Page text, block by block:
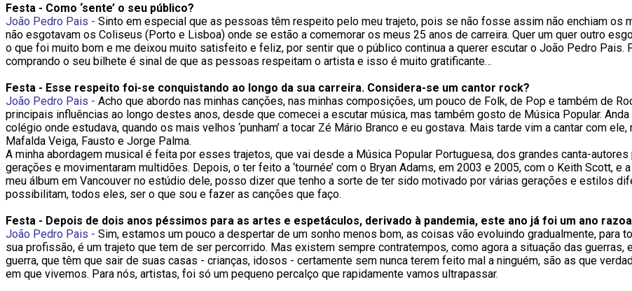
Festa - Como ‘sente’ o seu público?
João Pedro Pais - Sinto em especial que as pessoas têm respeito pelo meu trajeto, pois se não fosse assim não enchiam os
não esgotavam os Coliseus (Porto e Lisboa) onde se estão a comemorar os meus 25 anos de carreira. Quer um quer outro
o que foi muito bom e me deixou muito satisfeito e feliz, por sentir que o público continua a querer escutar o João Pedro Pais.
comprando o seu bilhete é sinal de que as pessoas respeitam o artista e isso é muito gratificante…
Festa - Esse respeito foi-se conquistando ao longo da sua carreira. Considera-se um cantor rock?
João Pedro Pais - Acho que abordo nas minhas canções, nas minhas composições, um pouco de Folk, de Pop e também de
principais influências ao longo destes anos, desde que comecei a escutar música, mas também gosto de Música Popular. Anda
colégio onde estudava, quando os mais velhos ‘punham’ a tocar Zé Mário Branco e eu gostava. Mais tarde vim a cantar com ele,
Mafalda Veiga, Fausto e Jorge Palma.
A minha abordagem musical é feita por esses trajetos, que vai desde a Música Popular Portuguesa, dos grandes canta-
gerações e movimentaram multidões. Depois, o ter feito a ‘tournée’ com o Bryan Adams, em 2003 e 2005, com o Keith Scott, e
meu álbum em Vancouver no estúdio dele, posso dizer que tenho a sorte de ter sido motivado por várias gerações e estilos
possibilitam, todos eles, ser o que sou e fazer as canções que faço.
Festa - Depois de dois anos péssimos para as artes e espetáculos, derivado à pandemia, este ano já foi um ano
João Pedro Pais - Sim, estamos um pouco a despertar de um sonho menos bom, as coisas vão evoluindo gradualmente, para
sua profissão, é um trajeto que tem de ser percorrido. Mas existem sempre contratempos, como agora a situação das
guerra, que têm que sair de suas casas - crianças, idosos - certamente sem nunca terem feito mal a ninguém, são as que
em que vivemos. Para nós, artistas, foi só um pequeno percalço que rapidamente vamos ultrapassar.